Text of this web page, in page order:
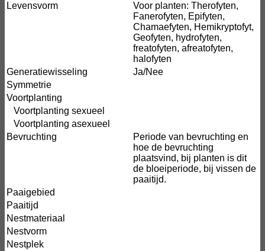
Levensvorm
Voor planten: Therofyten,
Fanerofyten, Epifyten,
Chamaefyten, Hemikryptofyt,
Geofyten, hydrofyten,
freatofyten, afreatofyten,
halofyten
Generatiewisseling
Ja/Nee
Symmetrie
Voortplanting
Voortplanting sexueel
Voortplanting asexueel
Bevruchting
Periode van bevruchting en
hoe de bevruchting
plaatsvind, bij planten is dit
de bloeiperiode, bij vissen de
paaitijd.
Paaigebied
Paaitijd
Nestmateriaal
Nestvorm
Nestplek